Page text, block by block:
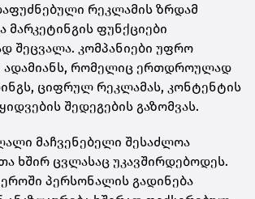
რეკლამის ზრდამ
მარკეტინგის ფუნქციები
შეცვალა. კომპანიები უფრო
ადამიანს, რომელიც ერთდროულად
ციფრულ რეკლამას, კონტენტის
შედეგების გაზომვას.
მაჩვენებელი შესაძლოა
ხშირ ცვლასაც უკავშირდებოდეს.
პერსონალის გადინება